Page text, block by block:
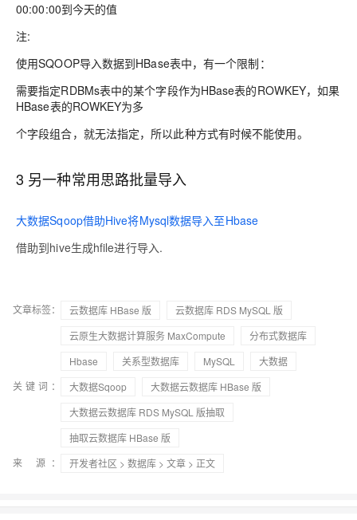
00:00:00到今天的值
注:
使用SQOOP导入数据到HBase表中，有一个限制：
需要指定RDBMs表中的某个字段作为HBase表的ROWKEY，如果
HBase表的ROWKEY为多
个字段组合，就无法指定，所以此种方式有时候不能使用。
3 另一种常用思路批量导入
大数据Sqoop借助Hive将Mysql数据导入至Hbase
借助到hive生成hfile进行导入.
文章标签： 云数据库 HBase 版
云数据库 RDS MySQL 版
云原生大数据计算服务 MaxCompute
分布式数据库
Hbase
关系型数据库 MySQL
大数据
关键词：
大数据Sqoop
大数据云数据库 HBase 版
大数据云数据库 RDS MySQL 版抽取
抽取云数据库 HBase 版
来 源：
开发者社区 > 数据库 > 文章 > 正文